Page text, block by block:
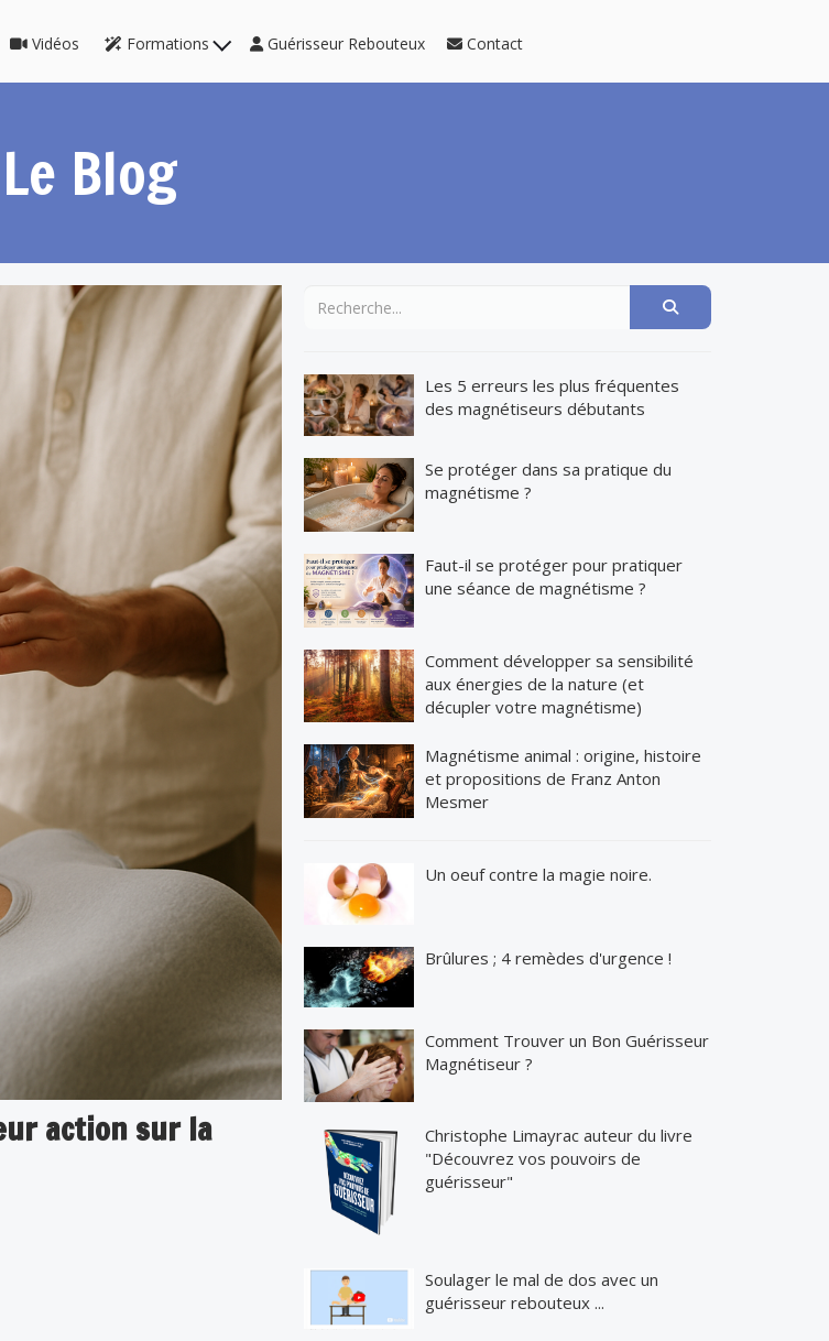
Vidéos Formations Guérisseur Rebouteux Contact
Le Blog
action sur la
Les 5 erreurs les plus fréquentes
des magnétiseurs débutants
Se protéger dans sa pratique du
magnétisme ?
Faut-il se protéger pour pratiquer
une séance de magnétisme ?
Comment développer sa sensibilité
aux énergies de la nature (et
décupler votre magnétisme)
Magnétisme animal : origine, histoire
et propositions de Franz Anton
Mesmer
Un oeuf contre la magie noire.
Brûlures ; 4 remèdes d'urgence !
Comment Trouver un Bon Guérisseur
Magnétiseur ?
Christophe Limayrac auteur du livre
"Découvrez vos pouvoirs de
guérisseur"
Soulager le mal de dos avec un
guérisseur rebouteux ...